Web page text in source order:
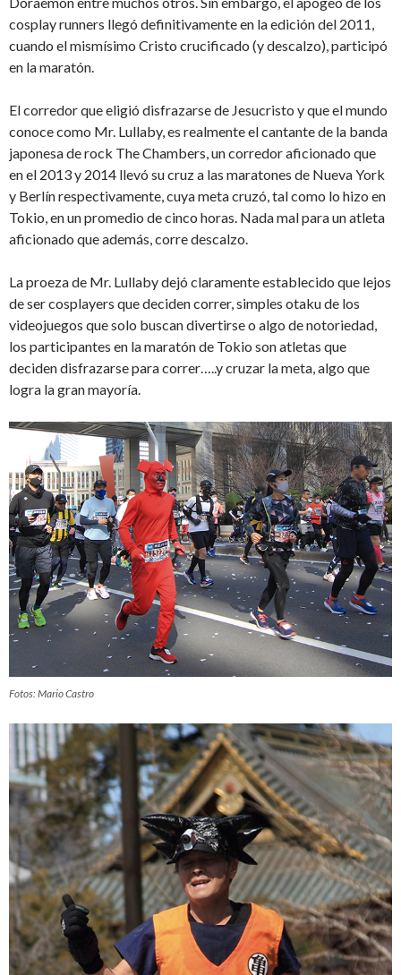
cosplay runners llegó definitivamente en la edición del 2011,
cuando el mismísimo Cristo crucificado (y descalzo), participó
en la maratón.
El corredor que eligió disfrazarse de Jesucristo y que el mundo
conoce como Mr. Lullaby, es realmente el cantante de la banda
japonesa de rock The Chambers, un corredor aficionado que
en el 2013 y 2014 llevó su cruz a las maratones de Nueva York
y Berlín respectivamente, cuya meta cruzó, tal como lo hizo en
Tokio, en un promedio de cinco horas. Nada mal para un atleta
aficionado que además, corre descalzo.
La proeza de Mr. Lullaby dejó claramente establecido que lejos
de ser cosplayers que deciden correr, simples otaku de los
videojuegos que solo buscan divertirse o algo de notoriedad,
los participantes en la maratón de Tokio son atletas que
deciden disfrazarse para correr…..y cruzar la meta, algo que
logra la gran mayoría.
Fotos: Mario Castro